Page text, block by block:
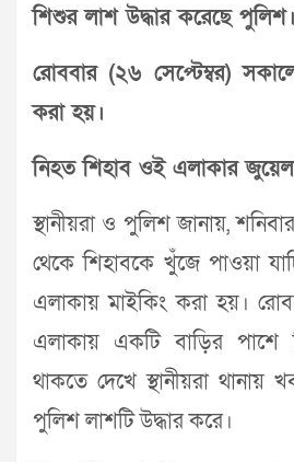
শিশুর লাশ উদ্ধার করেছে পুলিশ।
রোববার (২৬ সেপ্টেম্বর)
করা হয়।
নিহত শিহাব ওই এলাকার জুয়েল
স্থানীয়রা ও পুলিশ জানায়,
থেকে শিহাবকে খুঁজে পাওয়া
এলাকায় মাইকিং করা হয়।
এলাকায় একটি বাড়ির পাশে
থাকতে দেখে স্থানীয়রা থানায়
পুলিশ লাশটি উদ্ধার করে।